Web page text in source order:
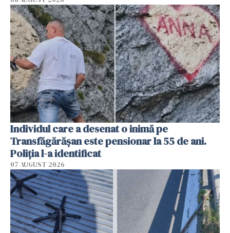
Individul care a desenat o inimă pe
Transfăgărășan este pensionar la 55 de ani.
Poliția l-a identificat
07 AUGUST 2026